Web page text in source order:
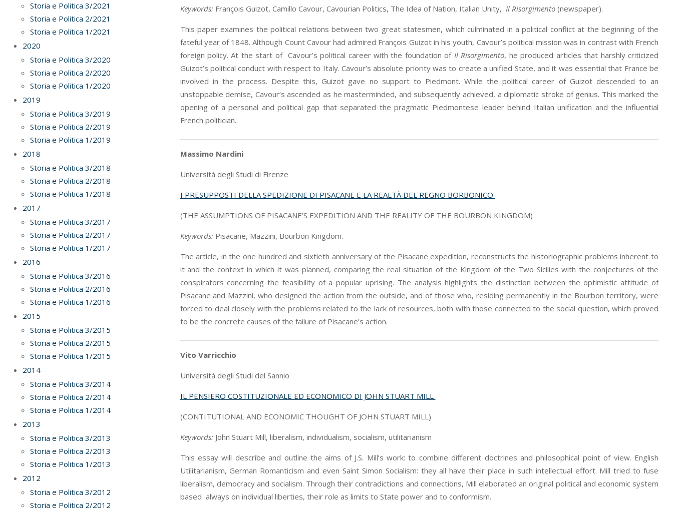
Keywords:François Guizot, Camillo Cavour, Cavourian Politics, The Idea of Nation, Italian Unity, Il Risorgimento (newspaper).
This paper examines the political relations between two great statesmen, which culminated in a political conflict at the beginning of the
fateful year of 1848. Although Count Cavour had admired François Guizot in his youth, Cavour’s political mission was in contrast with French
foreign policy. At the start of Cavour’s political career with the foundation of Il Risorgimento, he produced articles that harshly criticized
Guizot’s political conduct with respect to Italy. Cavour’s absolute priority was to create a unified State, and it was essential that France be
involved in the process. Despite this, Guizot gave no support to Piedmont. While the political career of Guizot descended to an
unstoppable demise, Cavour’s ascended as he masterminded, and subsequently achieved, a diplomatic stroke of genius. This marked the
opening of a personal and political gap that separated the pragmatic Piedmontese leader behind Italian unification and the influential
French politician.
Massimo Nardini
Università degli Studi di Firenze
I PRESUPPOSTI DELLA SPEDIZIONE DI PISACANE E LA REALTÀ DEL REGNO BORBONICO
(THE ASSUMPTIONS OF PISACANE’S EXPEDITION AND THE REALITY OF THE BOURBON KINGDOM)
Keywords: Pisacane, Mazzini, Bourbon Kingdom.
The article, in the one hundred and sixtieth anniversary of the Pisacane expedition, reconstructs the historiographic problems inherent to
it and the context in which it was planned, comparing the real situation of the Kingdom of the Two Sicilies with the conjectures of the
conspirators concerning the feasibility of a popular uprising. The analysis highlights the distinction between the optimistic attitude of
Pisacane and Mazzini, who designed the action from the outside, and of those who, residing permanently in the Bourbon territory, were
forced to deal closely with the problems related to the lack of resources, both with those connected to the social question, which proved
to be the concrete causes of the failure of Pisacane’s action.
Vito Varricchio
Università degli Studi del Sannio
IL PENSIERO COSTITUZIONALE ED ECONOMICO DI JOHN STUART MILL
(CONTITUTIONAL AND ECONOMIC THOUGHT OF JOHN STUART MILL)
Keywords:John Stuart Mill, liberalism, individualism, socialism, utilitarianism
This essay will describe and outline the aims of J.S. Mill’s work: to combine different doctrines and philosophical point of view. English
Utilitarianism, German Romanticism and even Saint Simon Socialism: they all have their place in such intellectual effort. Mill tried to fuse
liberalism, democracy and socialism. Through their contradictions and connections, Mill elaborated an original political and economic system
based always on individual liberties, their role as limits to State power and to conformism.
Storia e Politica 3/2021
Storia e Politica 2/2021
Storia e Politica 1/2021
2020
Storia e Politica 3/2020
Storia e Politica 2/2020
Storia e Politica 1/2020
2019
Storia e Politica 3/2019
Storia e Politica 2/2019
Storia e Politica 1/2019
2018
Storia e Politica 3/2018
Storia e Politica 2/2018
Storia e Politica 1/2018
2017
Storia e Politica 3/2017
Storia e Politica 2/2017
Storia e Politica 1/2017
2016
Storia e Politica 3/2016
Storia e Politica 2/2016
Storia e Politica 1/2016
2015
Storia e Politica 3/2015
Storia e Politica 2/2015
Storia e Politica 1/2015
2014
Storia e Politica 3/2014
Storia e Politica 2/2014
Storia e Politica 1/2014
2013
Storia e Politica 3/2013
Storia e Politica 2/2013
Storia e Politica 1/2013
2012
Storia e Politica 3/2012
Storia e Politica 2/2012